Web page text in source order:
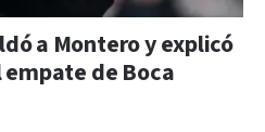
a Montero y explicó
empate de Boca